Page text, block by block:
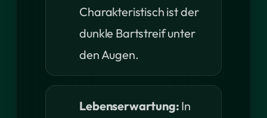
Charakteristisch ist der
dunkle Bartstreif unter
den Augen.
Lebenserwartung: In